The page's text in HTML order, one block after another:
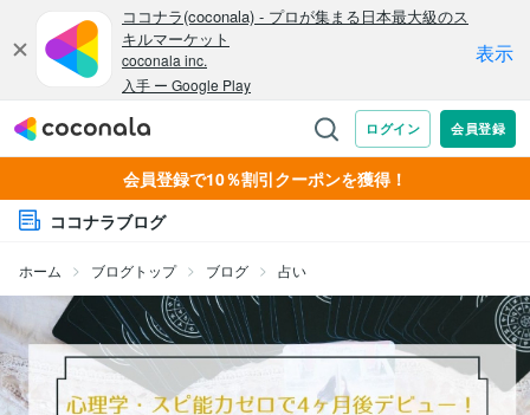
会員登録で10％割引クーポンを獲得！
ココナラブログ
ホーム ブログトップ ブログ 占い